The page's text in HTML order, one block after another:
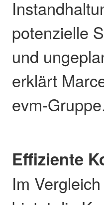
potenzielle
und
erklärt
evm-
Effiziente
Im